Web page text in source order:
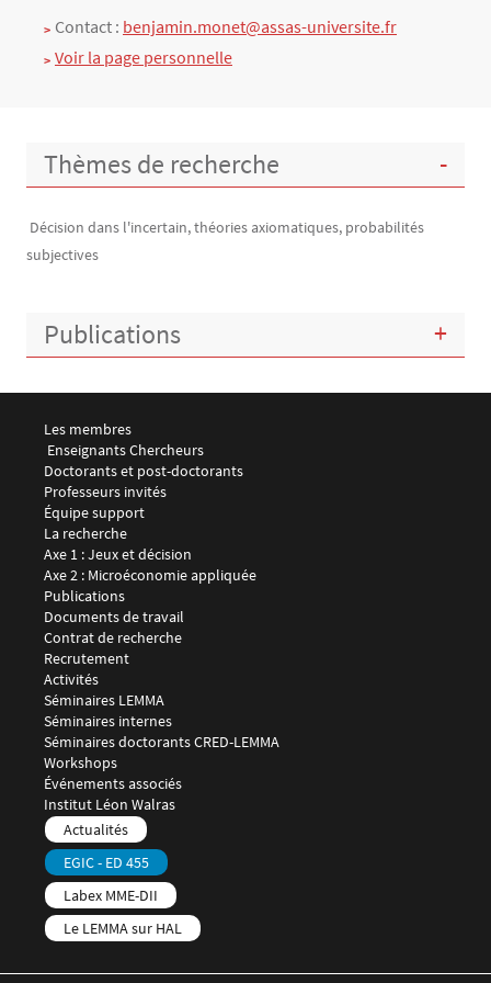
Contact : benjamin.monet@assas-universite.fr
Voir la page personnelle
Thèmes de recherche
Décision dans l'incertain, théories axiomatiques, probabilités
subjectives
Publications
Menu footer LEMMA 1
Les membres
Enseignants Chercheurs
Doctorants et post-doctorants
Professeurs invités
Équipe support
Menu footer LEMMA 2
La recherche
Axe 1 : Jeux et décision
Axe 2 : Microéconomie appliquée
Publications
Documents de travail
Contrat de recherche
Recrutement
Menu footer LEMMA 3
Activités
Séminaires LEMMA
Séminaires internes
Séminaires doctorants CRED-LEMMA
Workshops
Événements associés
Menu footer LEMMA 4
Institut Léon Walras
Menu footer LEMMA 5
Actualités
EGIC - ED 455
Labex MME-DII
Le LEMMA sur HAL